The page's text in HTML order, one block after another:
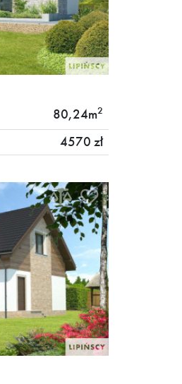
80,24m2
4570 zł